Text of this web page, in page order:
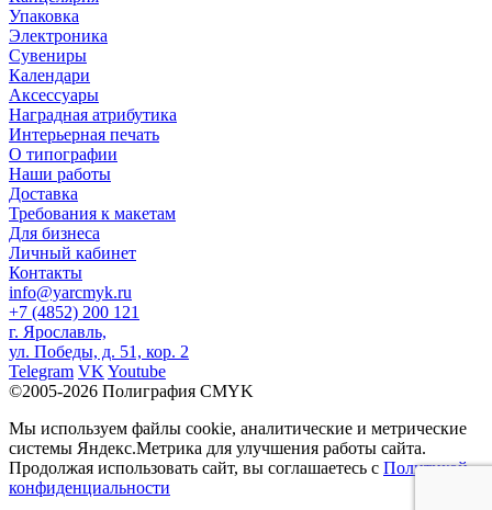
Упаковка
Электроника
Сувениры
Календари
Аксессуары
Наградная атрибутика
Интерьерная печать
О типографии
Наши работы
Доставка
Требования к макетам
Для бизнеса
Личный кабинет
Контакты
info@yarcmyk.ru
+7 (4852) 200 121
г. Ярославль,
ул. Победы, д. 51, кор. 2
Telegram VK Youtube
©2005-2026 Полиграфия CMYK
Мы используем файлы cookie, аналитические и метрические
системы Яндекс.Метрика для улучшения работы сайта.
Продолжая использовать сайт, вы соглашаетесь с Политикой
конфиденциальности